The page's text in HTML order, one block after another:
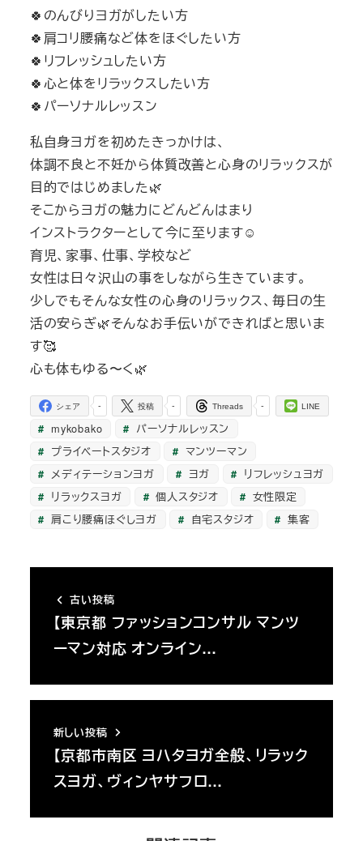
🍀のんびりヨガがしたい方
🍀肩コリ腰痛など体をほぐしたい方
🍀リフレッシュしたい方
🍀心と体をリラックスしたい方
🍀パーソナルレッスン
私自身ヨガを初めたきっかけは、
体調不良と不妊から体質改善と心身のリラックスが
目的ではじめました🌿
そこからヨガの魅力にどんどんはまり
インストラクターとして今に至ります☺️
育児、家事、仕事、学校など
女性は日々沢山の事をしながら生きています。
少しでもそんな女性の心身のリラックス、毎日の生
活の安らぎ🌿そんなお手伝いができればと思いま
す🥰
心も体もゆる〜く🌿
-
シェア -
投稿 -
Threads LINE
mykobako
パーソナルレッスン
プライベートスタジオ
マンツーマン
メディテーションヨガ
ヨガ
リフレッシュヨガ
リラックスヨガ
個人スタジオ
女性限定
肩こり腰痛ほぐしヨガ
自宅スタジオ 集客
古い投稿
【東京都 ファッションコンサル マンツ
ーマン対応 オンライン…
新しい投稿
【京都市南区 ヨハタヨガ全般、リラック
スヨガ、ヴィンヤサフロ…